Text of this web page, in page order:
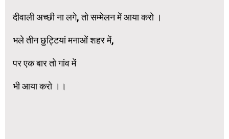
दीवाली अच्छी ना लगे, तो सम्मेलन में आया करो ।
भले तीन छुट्टियां मनाओं शहर में,
पर एक बार तो गांव में
भी आया करो ।।